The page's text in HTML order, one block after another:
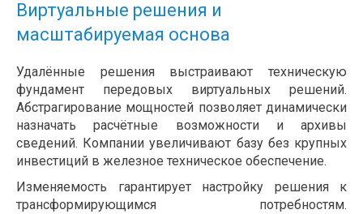
Виртуальные решения и
масштабируемая основа
Удалённые решения выстраивают техническую
фундамент передовых виртуальных решений.
Абстрагирование мощностей позволяет динамически
назначать расчётные возможности и архивы
сведений. Компании увеличивают базу без крупных
инвестиций в железное техническое обеспечение.
Изменяемость гарантирует настройку решения к
трансформирующимся потребностям.